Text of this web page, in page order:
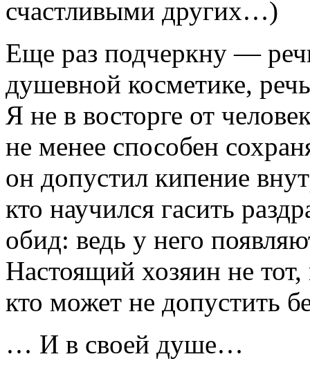
счастливыми других…)
Еще раз подчеркну —
душевной косметике,
Я не в восторге от
не менее способен
он допустил кипение
кто научился гасить
обид: ведь у него
Настоящий хозяин не
кто может не допустить
… И в своей душе…